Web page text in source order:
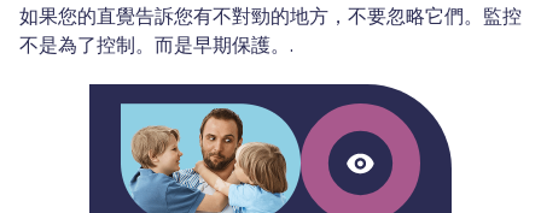
如果您的直覺告訴您有不對勁的地方，不要忽略它們。監控
不是為了控制。而是早期保護。.